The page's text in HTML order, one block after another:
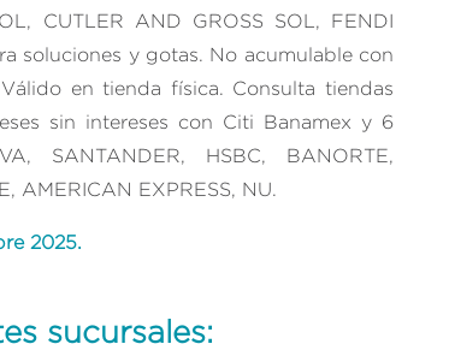
CUTLER AND GROSS SOL, FENDI
soluciones y gotas. No acumulable con
en tienda física. Consulta tiendas
sin intereses con Citi Banamex y 6
SANTANDER, HSBC, BANORTE,
AMERICAN EXPRESS, NU.
2025.
sucursales: